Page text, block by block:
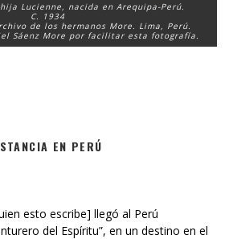
Lucienne, nacida en Arequipa-Perú.
C. 1934
de los hermanos More. Lima, Perú.
Sáenz More por facilitar esta fotografía.
EN PERÚ
esto escribe] llegó al Perú
del Espíritu”, en un destino en el